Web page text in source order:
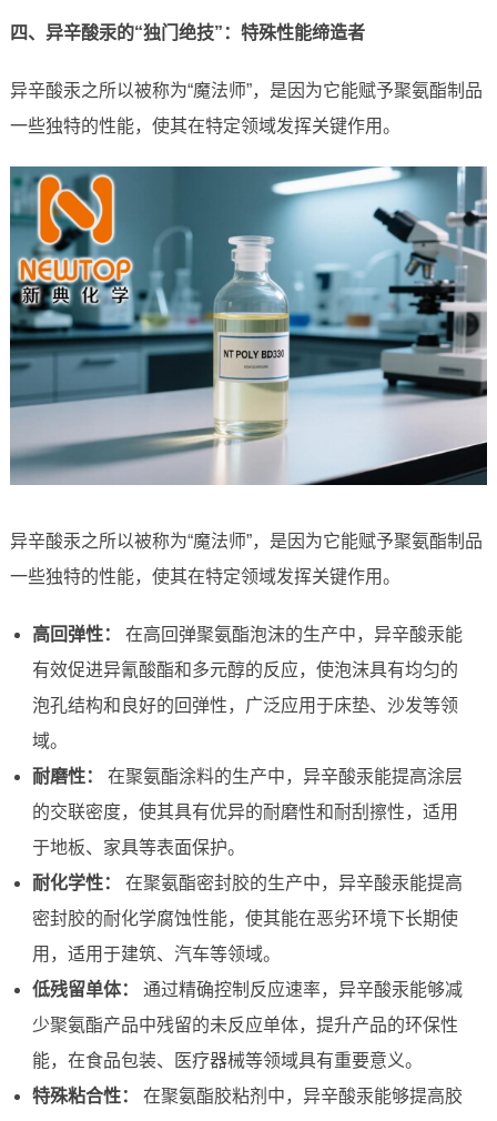
四、异辛酸汞的“独门绝技”：特殊性能缔造者
异辛酸汞之所以被称为“魔法师”，是因为它能赋予聚氨酯制品
一些独特的性能，使其在特定领域发挥关键作用。
异辛酸汞之所以被称为“魔法师”，是因为它能赋予聚氨酯制品
一些独特的性能，使其在特定领域发挥关键作用。
高回弹性：
在高回弹聚氨酯泡沫的生产中，异辛酸汞能
有效促进异氰酸酯和多元醇的反应，使泡沫具有均匀的
泡孔结构和良好的回弹性，广泛应用于床垫、沙发等领
域。
耐磨性：
在聚氨酯涂料的生产中，异辛酸汞能提高涂层
的交联密度，使其具有优异的耐磨性和耐刮擦性，适用
于地板、家具等表面保护。
耐化学性：
在聚氨酯密封胶的生产中，异辛酸汞能提高
密封胶的耐化学腐蚀性能，使其能在恶劣环境下长期使
用，适用于建筑、汽车等领域。
低残留单体：
通过精确控制反应速率，异辛酸汞能够减
少聚氨酯产品中残留的未反应单体，提升产品的环保性
能，在食品包装、医疗器械等领域具有重要意义。
特殊粘合性：
在聚氨酯胶粘剂中，异辛酸汞能够提高胶